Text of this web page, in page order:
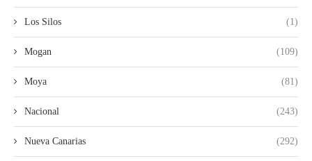
Los Silos (1)
Mogan (109)
Moya (81)
Nacional (243)
Nueva Canarias (292)